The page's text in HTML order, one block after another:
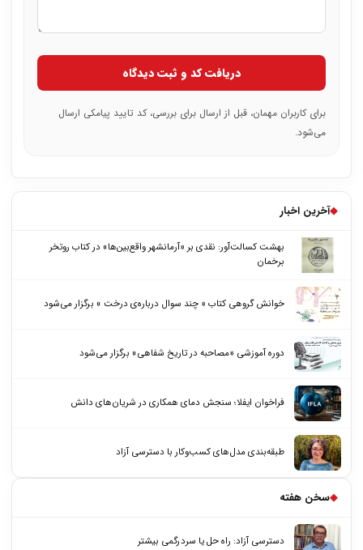
◆آخرین اخبار
بهشت کسالت‌آور: نقدی بر «آرمانشهر واقع‌بین‌ها» در کتاب روتخر
برخمان
خوانش گروهی کتاب « چند سوال درباره‌ی درخت » برگزار می‌شود
دوره آموزشی «مصاحبه در تاریخ شفاهی» برگزار می‌شود
فراخوان ایفلا؛ سنجش دمای همکاری در شریان‌های دانش
طبقه‌بندی مدل‌های کسب‌وکار با دسترسی آزاد
◆سخن هفته
دسترسی آزاد: راه حل یا سردرگمی بیشتر
دریافت کد و ثبت دیدگاه
برای کاربران مهمان، قبل از ارسال برای بررسی، کد تایید پیامکی ارسال
می‌شود.